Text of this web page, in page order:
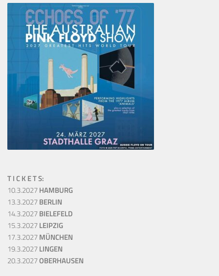
T I C K E T S:
10.3.2027HAMBURG
13.3.2027BERLIN
14.3.2027BIELEFELD
15.3.2027LEIPZIG
17.3.2027MÜNCHEN
19.3.2027LINGEN
20.3.2027OBERHAUSEN